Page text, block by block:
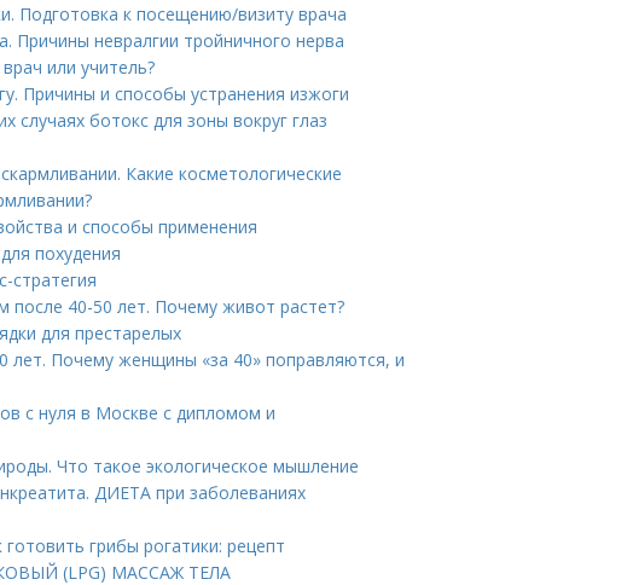
Подготовка к посещению/визиту врача
Причины невралгии тройничного нерва
или учитель?
Причины и способы устранения изжоги
случаях ботокс для зоны вокруг глаз
Какие косметологические
и способы применения
похудения
стратегия
после 40-50 лет. Почему живот растет?
для престарелых
лет. Почему женщины «за 40» поправляются, и
с нуля в Москве с дипломом и
Что такое экологическое мышление
ДИЕТА при заболеваниях
грибы рогатики: рецепт
(LPG) МАССАЖ ТЕЛА